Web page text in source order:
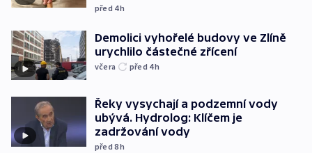
před 4h
Demolici vyhořelé budovy ve Zlíně
urychlilo částečné zřícení
včera před 4h
Řeky vysychají a podzemní vody
ubývá. Hydrolog: Klíčem je
zadržování vody
před 8h